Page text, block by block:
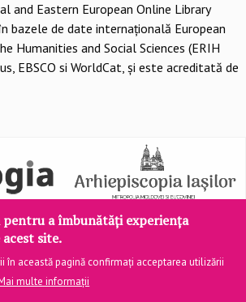
and Eastern European Online Library
bazele de date internațională European
Humanities and Social Sciences (ERIH
EBSCO si WorldCat, și este acreditată de
MEDIA
a îmbunătăți experiența
site.
în această pagină confirmați acceptarea utilizării
multe informații